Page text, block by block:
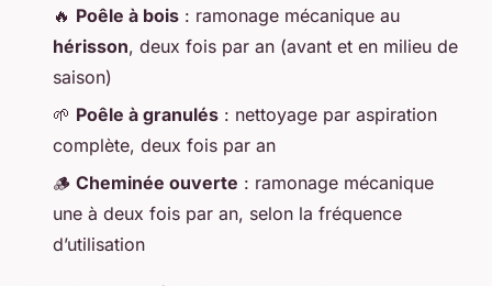
🔥 Poêle à bois : ramonage mécanique au
hérisson, deux fois par an (avant et en milieu de
saison)
🌱 Poêle à granulés : nettoyage par aspiration
complète, deux fois par an
🪵 Cheminée ouverte : ramonage mécanique
une à deux fois par an, selon la fréquence
d’utilisation